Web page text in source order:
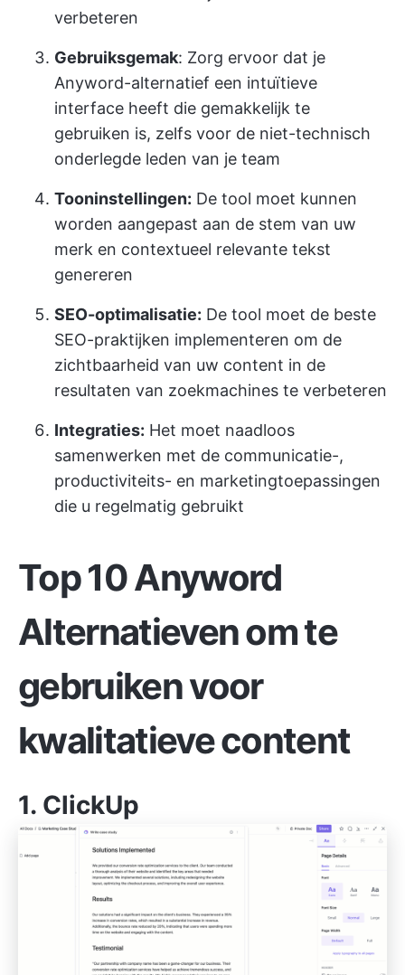
verbeteren
Gebruiksgemak: Zorg ervoor dat je
Anyword-alternatief een intuïtieve
interface heeft die gemakkelijk te
gebruiken is, zelfs voor de niet-technisch
onderlegde leden van je team
Tooninstellingen: De tool moet kunnen
worden aangepast aan de stem van uw
merk en contextueel relevante tekst
genereren
SEO-optimalisatie: De tool moet de beste
SEO-praktijken implementeren om de
zichtbaarheid van uw content in de
resultaten van zoekmachines te verbeteren
Integraties: Het moet naadloos
samenwerken met de communicatie-,
productiviteits- en marketingtoepassingen
die u regelmatig gebruikt
Top 10 Anyword
Alternatieven om te
gebruiken voor
kwalitatieve content
1. ClickUp